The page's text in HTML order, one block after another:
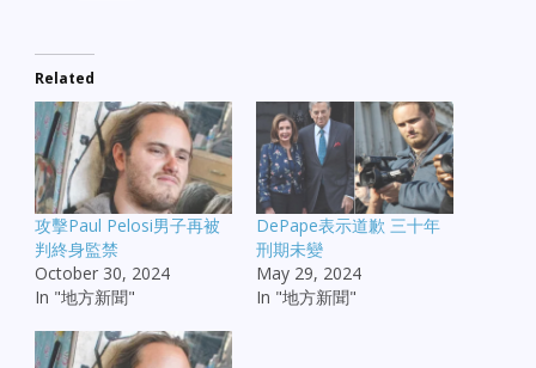
Related
攻擊Paul Pelosi男子再被
判終身監禁
October 30, 2024
In "地方新聞"
DePape表示道歉 三十年
刑期未變
May 29, 2024
In "地方新聞"